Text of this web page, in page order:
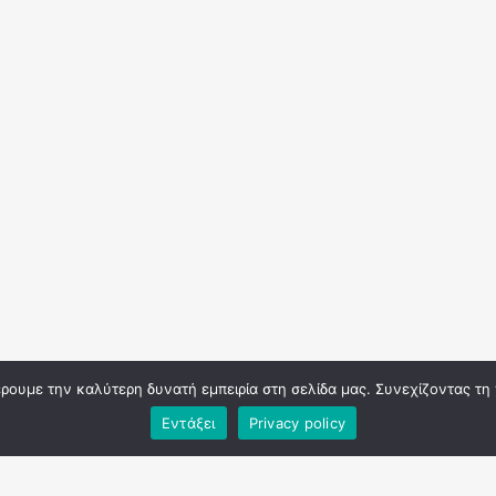
την καλύτερη δυνατή εμπειρία στη σελίδα μας. Συνεχίζοντας
Εντάξει
Privacy policy